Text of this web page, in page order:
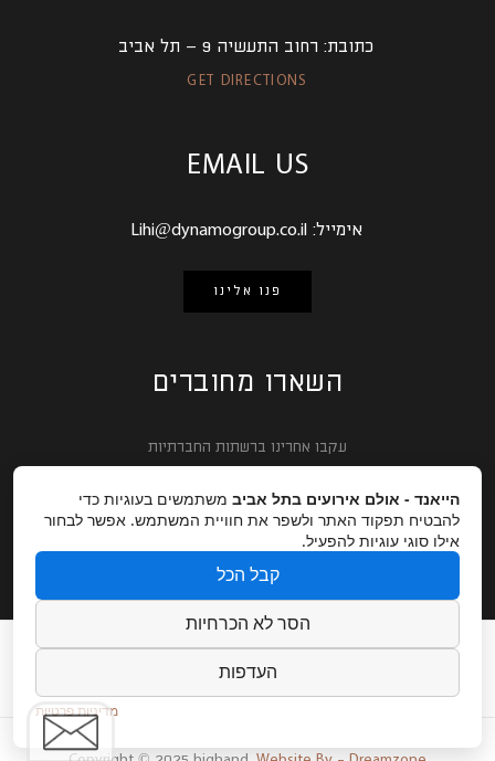
כתובת: רחוב התעשיה 9 – תל אביב
GET DIRECTIONS
EMAIL US
אימייל: Lihi@dynamogroup.co.il
פנו אלינו
השארו מחוברים
עקבו אחרינו ברשתות החברתיות
חתונות ואירועים עסקיים אודות גלריה מגזין
הייאנד - אולם אירועים בתל אביב משתמשים בעוגיות כדי
להבטיח תפקוד האתר ולשפר את חוויית המשתמש. אפשר לבחור
אילו סוגי עוגיות להפעיל.
קבל הכל
הסר לא הכרחיות
העדפות
מדיניות פרטיות